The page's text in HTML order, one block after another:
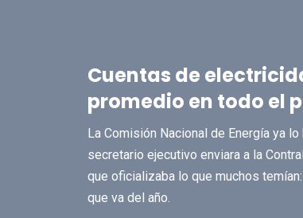
Cuentas de
promedio en todo el
La Comisión Nacional de Energía ya
secretario ejecutivo enviara a la
que oficializaba lo que muchos
que va del año.